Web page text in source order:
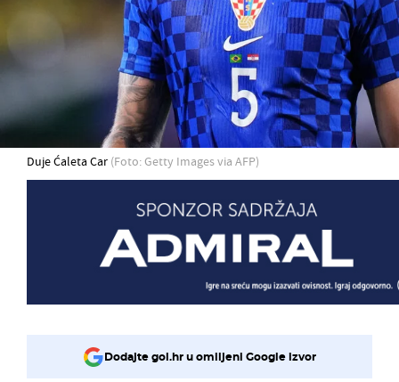
Duje Ćaleta Car (Foto: Getty Images via AFP)
Dodajte gol.hr u omiljeni Google izvor